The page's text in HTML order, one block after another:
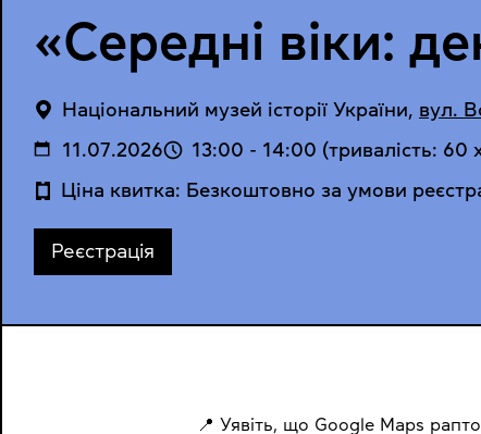
«Середні віки:
Національний музей історії України, вул.
11.07.2026 13:00 - 14:00 (тривалість: 60
Ціна квитка: Безкоштовно за умови
Реєстрація
📍 Уявіть, що Google Maps